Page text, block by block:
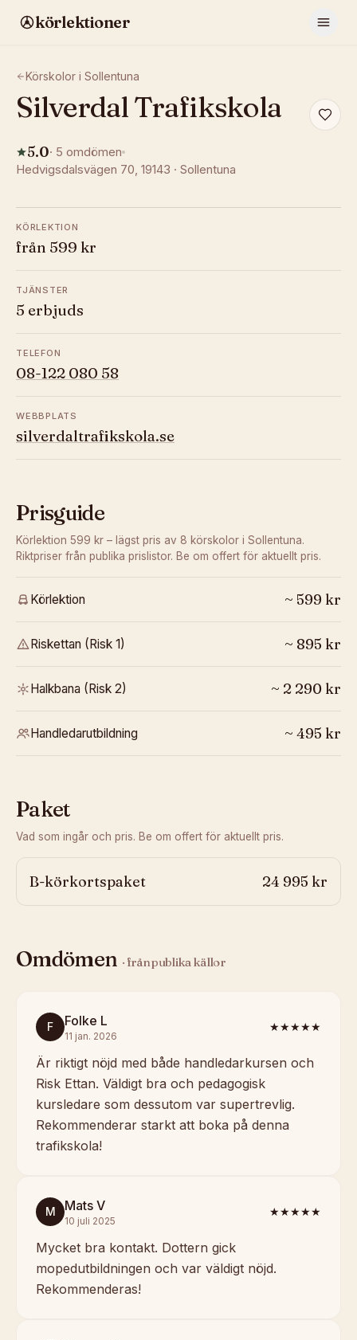
körlektioner
Körskolor i Sollentuna
Silverdal Trafikskola
5.0· 5 omdömen
Hedvigsdalsvägen 70, 19143 · Sollentuna
KÖRLEKTION
från 599 kr
TJÄNSTER
5 erbjuds
TELEFON
08-122 080 58
WEBBPLATS
silverdaltrafikskola.se
Prisguide
Körlektion 599 kr – lägst pris av 8 körskolor i Sollentuna.
Riktpriser från publika prislistor. Be om offert för aktuellt pris.
Körlektion ~ 599 kr
Riskettan (Risk 1) ~ 895 kr
Halkbana (Risk 2) ~ 2 290 kr
Handledarutbildning ~ 495 kr
Paket
Vad som ingår och pris. Be om offert för aktuellt pris.
B-körkortspaket 24 995 kr
Omdömen · från publika källor
F Folke L
11 jan. 2026
★★★★★
Är riktigt nöjd med både handledarkursen och
Risk Ettan. Väldigt bra och pedagogisk
kursledare som dessutom var supertrevlig.
Rekommenderar starkt att boka på denna
trafikskola!
M Mats V
10 juli 2025
★★★★★
Mycket bra kontakt. Dottern gick
mopedutbildningen och var väldigt nöjd.
Rekommenderas!